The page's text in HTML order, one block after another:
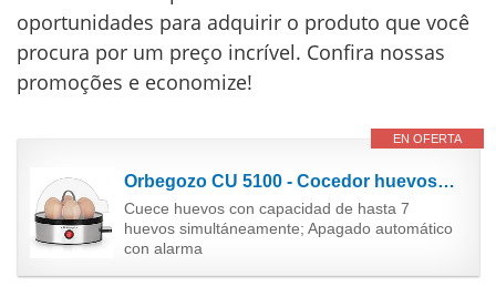
oportunidades para adquirir o produto que você
procura por um preço incrível. Confira nossas
promoções e economize!
EN OFERTA
Orbegozo CU 5100 - Cocedor huevos, apagado automático, capacidad para 7 huevos, libre de BPA,...
Cuece huevos con capacidad de hasta 7
huevos simultáneamente; Apagado automático
con alarma